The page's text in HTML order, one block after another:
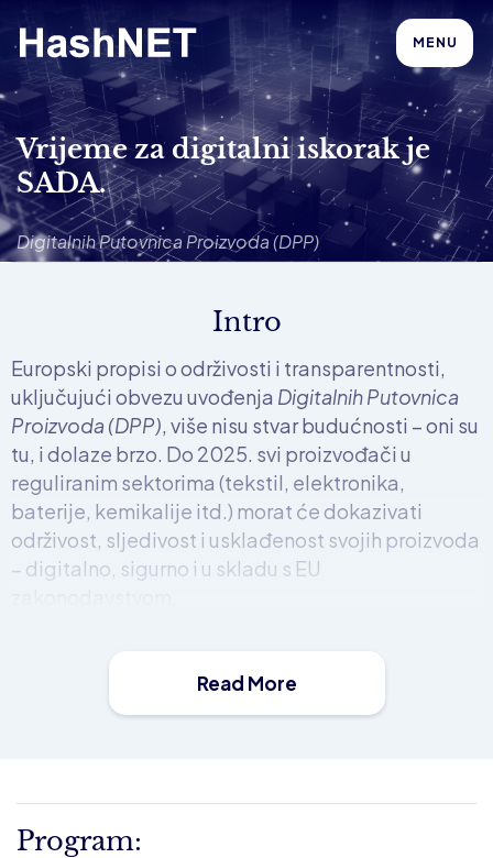
MENU
Vrijeme za digitalni iskorak je
SADA.
Digitalnih Putovnica Proizvoda (DPP)
Intro
Europski propisi o održivosti i transparentnosti,
uključujući obvezu uvođenja Digitalnih Putovnica
Proizvoda (DPP), više nisu stvar budućnosti – oni su
tu, i dolaze brzo. Do 2025. svi proizvođači u
reguliranim sektorima (tekstil, elektronika,
baterije, kemikalije itd.) morat će dokazivati
održivost, sljedivost i usklađenost svojih proizvoda
– digitalno, sigurno i u skladu s EU
Zato smo kreiraliintenzivan 3-mjesečni
digitalizirati proizvode uz pomoć blockchain
Read More
Program: